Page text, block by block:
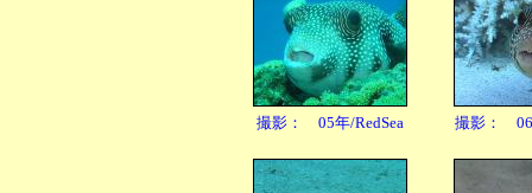
撮影： 05年/RedSea 撮影： 06